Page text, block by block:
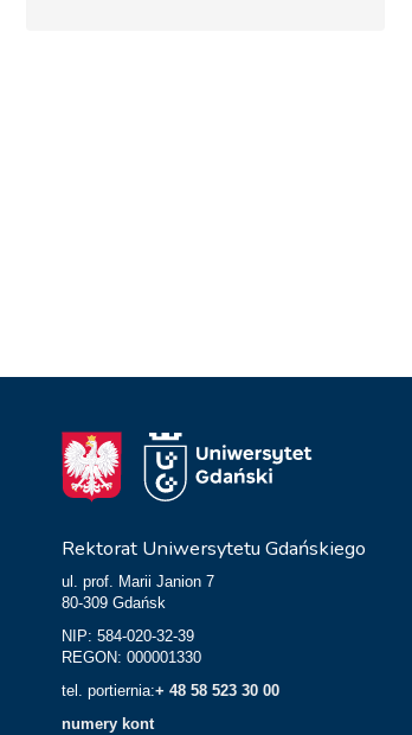
Rektorat Uniwersytetu Gdańskiego
ul. prof. Marii Janion 7
80-309 Gdańsk
NIP: 584-020-32-39
REGON: 000001330
tel. portiernia:+ 48 58 523 30 00
numery kont